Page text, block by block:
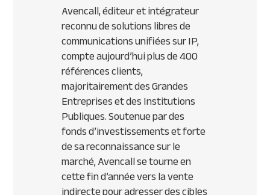
Avencall, éditeur et intégrateur
reconnu de solutions libres de
communications unifiées sur IP,
compte aujourd’hui plus de 400
références clients,
majoritairement des Grandes
Entreprises et des Institutions
Publiques. Soutenue par des
fonds d’investissements et forte
de sa reconnaissance sur le
marché, Avencall se tourne en
cette fin d’année vers la vente